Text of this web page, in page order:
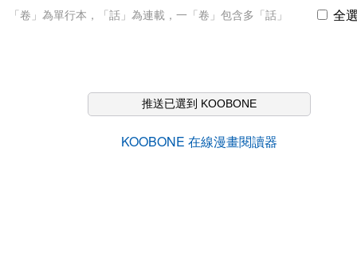
「卷」為單行本，「話」為連載，一「卷」包含多「話」 全
推送已選到 KOOBONE
KOOBONE 在線漫畫閱讀器